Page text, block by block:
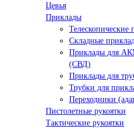
Цевья
Приклады
Телескопические
Складные
Приклады для
(СВД)
Приклады для
Трубки для
Переходники
Пистолетные рукоятки
Тактические рукоятки